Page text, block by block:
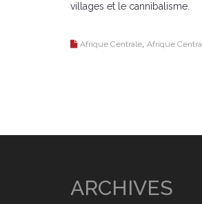
villages et le cannibalisme.
Afrique Centrale Afrique
ARCHIVES